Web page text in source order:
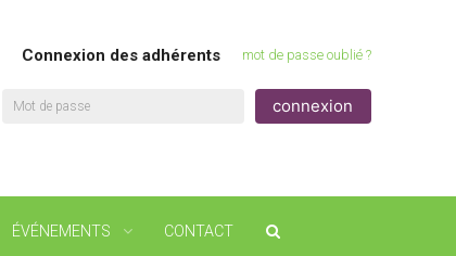
Connexion des adhérents mot de passe oublié ?
Mot de passe
ÉVÉNEMENTS CONTACT